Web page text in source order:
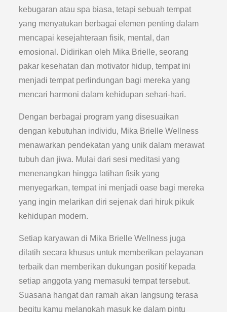
kebugaran atau spa biasa, tetapi sebuah tempat
yang menyatukan berbagai elemen penting dalam
mencapai kesejahteraan fisik, mental, dan
emosional. Didirikan oleh Mika Brielle, seorang
pakar kesehatan dan motivator hidup, tempat ini
menjadi tempat perlindungan bagi mereka yang
mencari harmoni dalam kehidupan sehari-hari.
Dengan berbagai program yang disesuaikan
dengan kebutuhan individu, Mika Brielle Wellness
menawarkan pendekatan yang unik dalam merawat
tubuh dan jiwa. Mulai dari sesi meditasi yang
menenangkan hingga latihan fisik yang
menyegarkan, tempat ini menjadi oase bagi mereka
yang ingin melarikan diri sejenak dari hiruk pikuk
kehidupan modern.
Setiap karyawan di Mika Brielle Wellness juga
dilatih secara khusus untuk memberikan pelayanan
terbaik dan memberikan dukungan positif kepada
setiap anggota yang memasuki tempat tersebut.
Suasana hangat dan ramah akan langsung terasa
begitu kamu melangkah masuk ke dalam pintu